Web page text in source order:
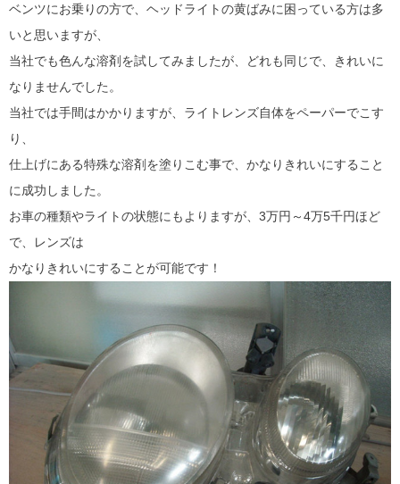
ベンツにお乗りの方で、ヘッドライトの黄ばみに困っている方は多
いと思いますが、
当社でも色んな溶剤を試してみましたが、どれも同じで、きれいに
なりませんでした。
当社では手間はかかりますが、ライトレンズ自体をペーパーでこす
り、
仕上げにある特殊な溶剤を塗りこむ事で、かなりきれいにすること
に成功しました。
お車の種類やライトの状態にもよりますが、3万円～4万5千円ほど
で、レンズは
かなりきれいにすることが可能です！